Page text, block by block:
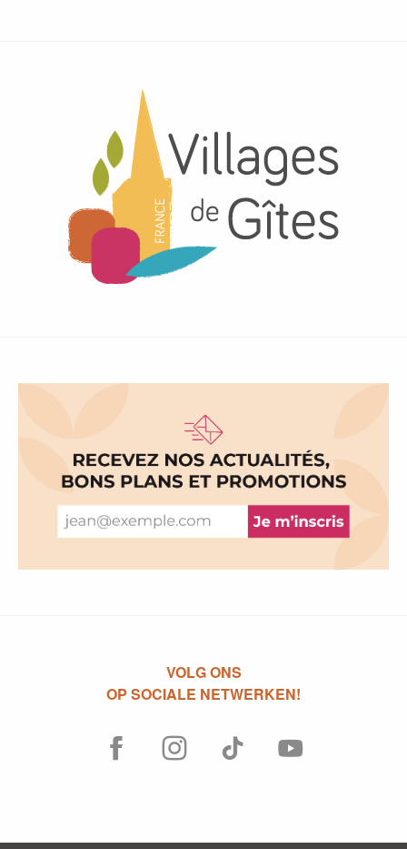
VOLG ONS
OP SOCIALE NETWERKEN!